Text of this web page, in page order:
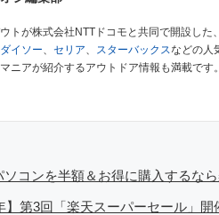
トが株式会社NTTドコモと共同で開設した
ダイソー、 セリア、 スターバックスなどの人
ニアが紹介するアウトドア情報も満載で
ソコンを半額＆お得に購入するな
】第3回「楽天スーパーセール」